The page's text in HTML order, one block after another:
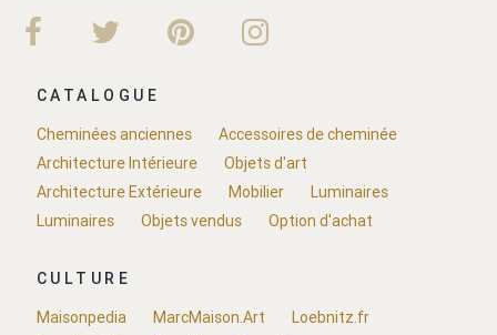
CATALOGUE
Cheminées anciennes
Accessoires de cheminée
Architecture Intérieure
Objets d'art
Architecture Extérieure
Mobilier
Luminaires
Luminaires
Objets vendus Option d'achat
CULTURE
Maisonpedia
MarcMaison.Art
Loebnitz.fr